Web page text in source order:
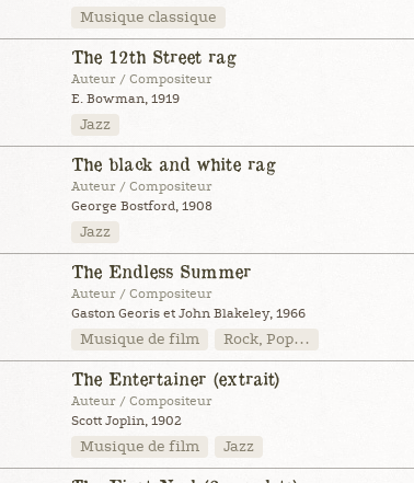
Musique classique
The 12th Street rag
Auteur / Compositeur
E. Bowman, 1919
Jazz
The black and white rag
Auteur / Compositeur
George Bostford, 1908
Jazz
The Endless Summer
Auteur / Compositeur
Gaston Georis et John Blakeley, 1966
Musique de film Rock, Pop…
The Entertainer (extrait)
Auteur / Compositeur
Scott Joplin, 1902
Musique de film Jazz